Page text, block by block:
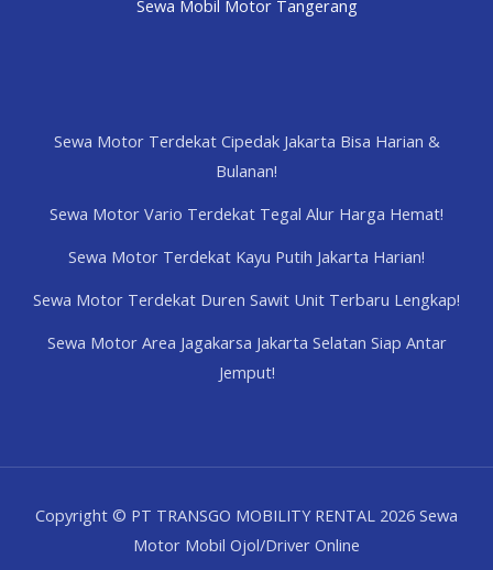
Sewa Mobil Motor Tangerang
Sewa Motor Terdekat Cipedak Jakarta Bisa Harian &
Bulanan!
Sewa Motor Vario Terdekat Tegal Alur Harga Hemat!
Sewa Motor Terdekat Kayu Putih Jakarta Harian!
Sewa Motor Terdekat Duren Sawit Unit Terbaru Lengkap!
Sewa Motor Area Jagakarsa Jakarta Selatan Siap Antar
Jemput!
Copyright © PT TRANSGO MOBILITY RENTAL 2026 Sewa
Motor Mobil Ojol/Driver Online